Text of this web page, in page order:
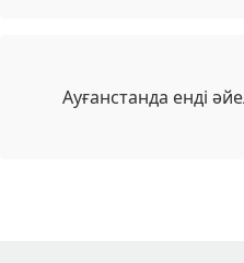
Ауғанстанда енді